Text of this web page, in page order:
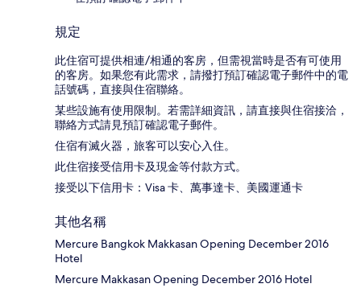
規定
此住宿可提供相連/相通的客房，但需視當時是否有可使用
的客房。如果您有此需求，請撥打預訂確認電子郵件中的電
話號碼，直接與住宿聯絡。
某些設施有使用限制。若需詳細資訊，請直接與住宿接洽，
聯絡方式請見預訂確認電子郵件。
住宿有滅火器，旅客可以安心入住。
此住宿接受信用卡及現金等付款方式。
接受以下信用卡：Visa 卡、萬事達卡、美國運通卡
其他名稱
Mercure Bangkok Makkasan Opening December 2016
Hotel
Mercure Makkasan Opening December 2016 Hotel